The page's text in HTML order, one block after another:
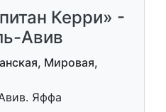
Керри» -
Авив
Мировая,
Яффа